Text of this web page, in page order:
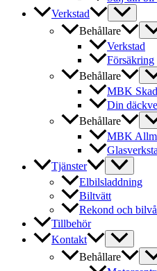
Verkstad
Behållare
Verkstad
Försäkring
Behållare
MBK
Din
Behållare
MBK
Tjänster
Elbilsladdning
Biltvätt
Rekond och
Tillbehör
Kontakt
Behållare